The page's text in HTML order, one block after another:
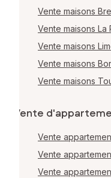
Vente maisons
Vente maisons La
Vente maisons
Vente maisons
Vente maisons
Vente
Vente
Vente
Vente